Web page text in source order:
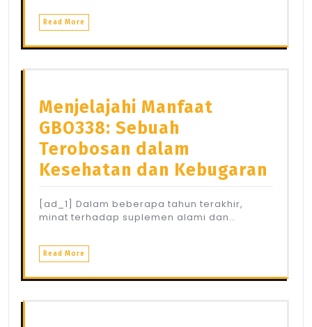
Read More
Menjelajahi Manfaat
GBO338: Sebuah
Terobosan dalam
Kesehatan dan Kebugaran
[ad_1] Dalam beberapa tahun terakhir,
minat terhadap suplemen alami dan…
Read More